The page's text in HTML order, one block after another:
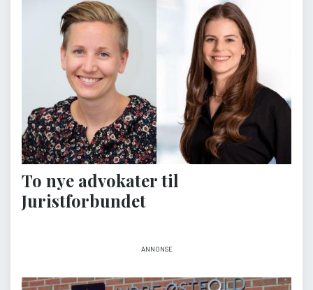
To nye advokater til
Juristforbundet